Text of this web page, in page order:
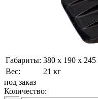
Габариты: 380 x 190 x
Вес:
21 кг
под заказ
Количество: